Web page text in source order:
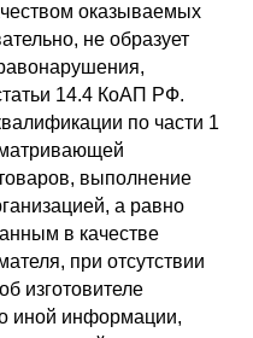
оказываемых
не образует
14.4 КоАП РФ.
по части 1
выполнение
а равно
в качестве
при отсутствии
изготовителе
иной информации,